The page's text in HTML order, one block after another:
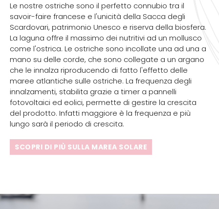
Le nostre ostriche sono il perfetto connubio tra il
savoir-faire francese e l'unicità della Sacca degli
Scardovari, patrimonio Unesco e riserva della biosfera.
La laguna offre il massimo dei nutritivi ad un mollusco
come l'ostrica. Le ostriche sono incollate una ad una a
mano su delle corde, che sono collegate a un argano
che le innalza riproducendo di fatto l'effetto delle
maree atlantiche sulle ostriche. La frequenza degli
innalzamenti, stabilita grazie a timer a pannelli
fotovoltaici ed eolici, permette di gestire la crescita
del prodotto. Infatti maggiore è la frequenza e più
lungo sarà il periodo di crescita.
SCOPRI DI PIÙ SULLA MAREA SOLARE